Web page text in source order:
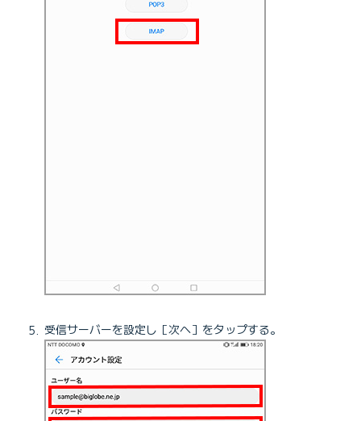
受信サーバーを設定し［次へ］をタップする。